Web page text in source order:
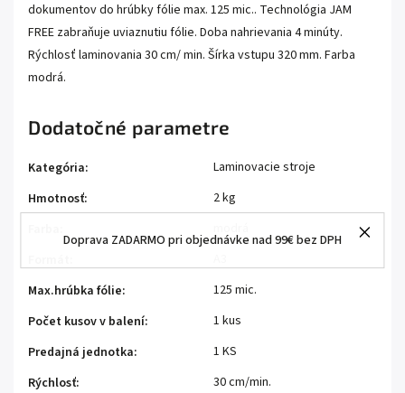
Doprava ZADARMO pri objednávke nad 99€ bez DPH
dokumentov do hrúbky fólie max. 125 mic.. Technológia JAM
FREE zabraňuje uviaznutiu fólie. Doba nahrievania 4 minúty.
Rýchlosť laminovania 30 cm/ min. Šírka vstupu 320 mm. Farba
modrá.
Dodatočné parametre
Kategória:
Laminovacie stroje
Hmotnosť:
2 kg
Max.hrúbka fólie:
125 mic.
Počet kusov v balení:
1 kus
Predajná jednotka:
1 KS
Rýchlosť:
30 cm/min.